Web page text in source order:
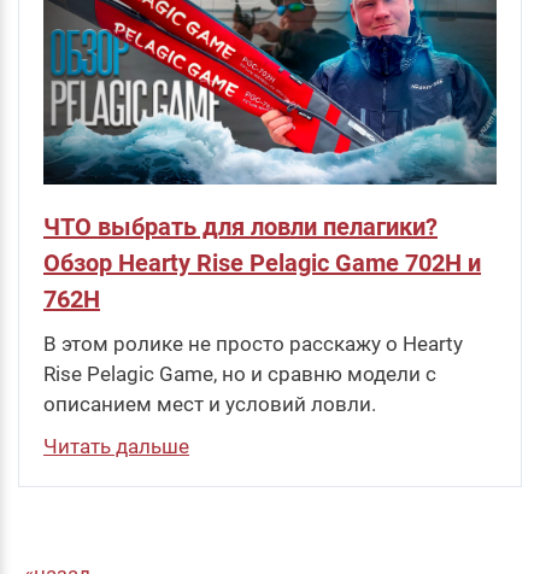
ЧТО выбрать для ловли пелагики?
Обзор Hearty Rise Pelagic Game 702H и
762H
В этом ролике не просто расскажу о Hearty
Rise Pelagic Game, но и сравню модели с
описанием мест и условий ловли.
Читать дальше